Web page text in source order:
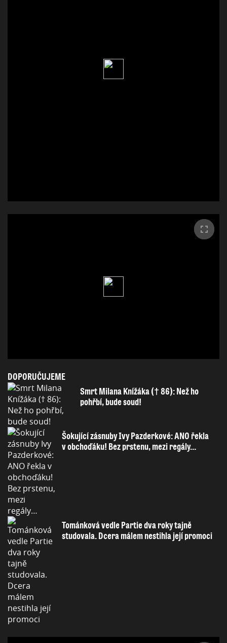
DOPORUČUJEME
Smrt Milana Knížáka († 86): Než ho
pohřbí, bude soud!
Šokující zásnuby Ivy Pazderkové: ANO řekla
v obchoďáku! Bez prstenu, mezi regály…
Tománková vedle Partie dva roky tajně
studovala. Dcera málem nestihla její promoci